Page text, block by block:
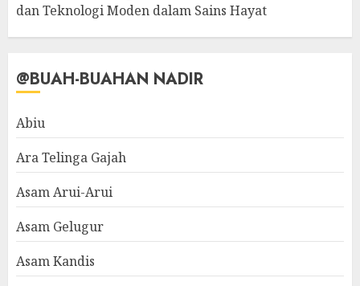
dan Teknologi Moden dalam Sains Hayat
@BUAH-BUAHAN NADIR
Abiu
Ara Telinga Gajah
Asam Arui-Arui
Asam Gelugur
Asam Kandis